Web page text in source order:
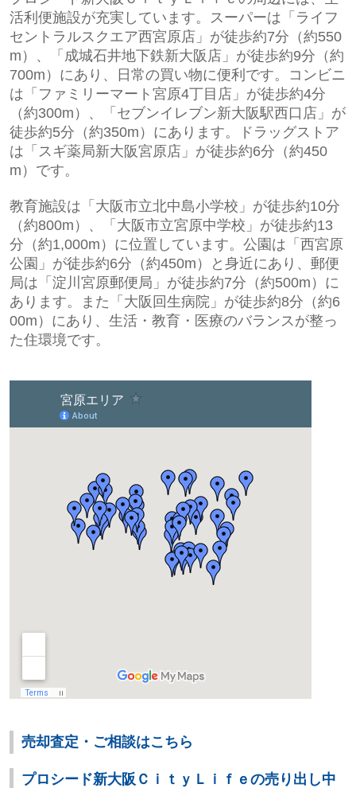
活利便施設が充実しています。スーパーは「ライフ
セントラルスクエア西宮原店」が徒歩約7分（約550
m）、「成城石井地下鉄新大阪店」が徒歩約9分（約
700m）にあり、日常の買い物に便利です。コンビニ
は「ファミリーマート宮原4丁目店」が徒歩約4分
（約300m）、「セブンイレブン新大阪駅西口店」が
徒歩約5分（約350m）にあります。ドラッグストア
は「スギ薬局新大阪宮原店」が徒歩約6分（約450
m）です。
教育施設は「大阪市立北中島小学校」が徒歩約10分
（約800m）、「大阪市立宮原中学校」が徒歩約13
分（約1,000m）に位置しています。公園は「西宮原
公園」が徒歩約6分（約450m）と身近にあり、郵便
局は「淀川宮原郵便局」が徒歩約7分（約500m）に
あります。また「大阪回生病院」が徒歩約8分（約6
00m）にあり、生活・教育・医療のバランスが整っ
た住環境です。
売却査定・ご相談はこちら
プロシード新大阪ＣｉｔｙＬｉｆｅの売り出し中